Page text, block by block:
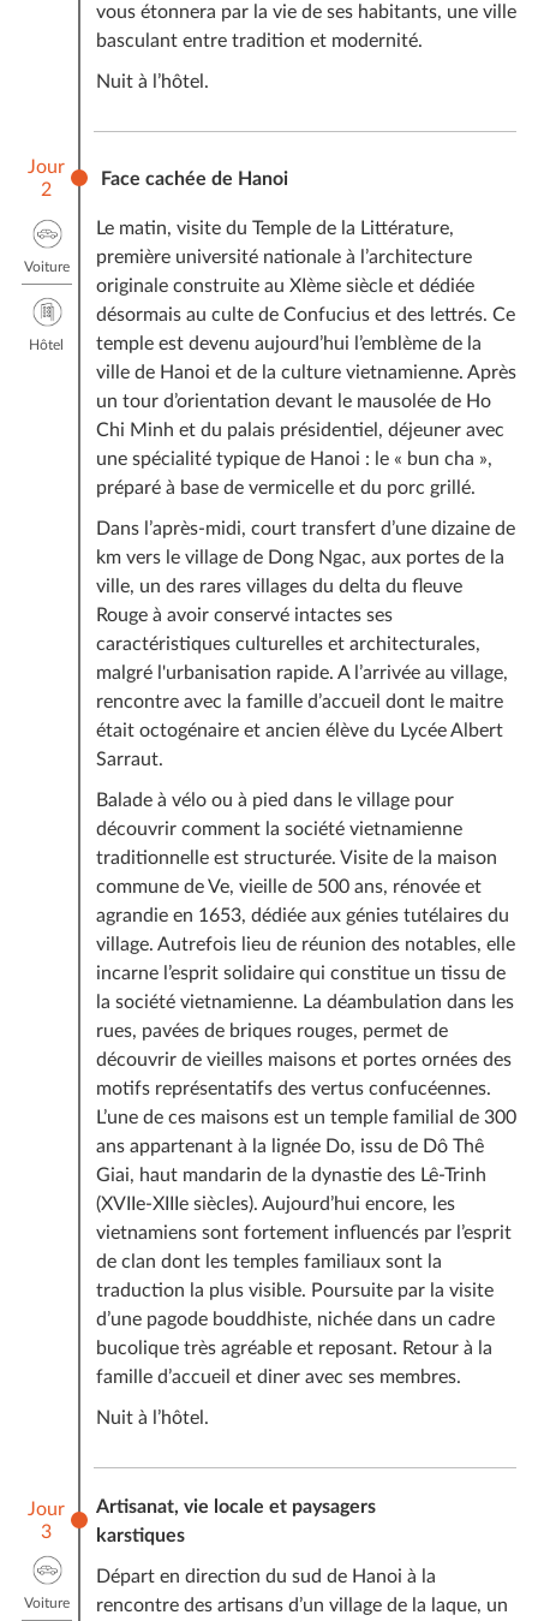
L’hébergement dans des hôtels indiqués ou similaires
Les repas comme mentionnés dans le programme
Croisière en jonque partagée dans la baie d’Halong,
Droits d’entrée dans les sites à visiter.
Les vols intérieurs : Hanoi – Hue ; Danang – Saigon
Les frais de dossier
Les taxes
Tous les services logistiques nécessaires pour
l’organisation du programme.
Tous les petits pourboires des rameurs, porteurs,
bagagistes etc... Ces derniers seront réglés par vos
guides (voir la FAQ)
Les vols et taxes d’aéroport internationaux depuis/
vers votre pays (voir la FAQ)
Les frais de visa ( voir la FAQ)
Les pourboires aux guides et chauffeurs (pour le
guide, à prévoir environ entre 3 et 6 euros par jour
par voyageur et la moitié pour chauffeur si vous êtes
contents de leurs services)
Les boissons et les autres repas non mentionnés dans
La gourde (possibilité de l’acheter sur place)
Téléphone, dépenses personnelles
Tout autre service non mentionné dans la rubrique «
Le prix comprend ».
vous étonnera par la vie de ses habitants, une ville
basculant entre tradition et modernité.
Nuit à l’hôtel.
Jour
2
Face cachée de Hanoi
Le matin, visite du Temple de la Littérature,
première université nationale à l’architecture
originale construite au XIème siècle et dédiée
désormais au culte de Confucius et des lettrés. Ce
temple est devenu aujourd’hui l’emblème de la
ville de Hanoi et de la culture vietnamienne. Après
un tour d’orientation devant le mausolée de Ho
Chi Minh et du palais présidentiel, déjeuner avec
une spécialité typique de Hanoi : le « bun cha »,
préparé à base de vermicelle et du porc grillé.
Dans l’après-midi, court transfert d’une dizaine de
km vers le village de Dong Ngac, aux portes de la
ville, un des rares villages du delta du fleuve
Rouge à avoir conservé intactes ses
caractéristiques culturelles et architecturales,
malgré l'urbanisation rapide. A l’arrivée au village,
rencontre avec la famille d’accueil dont le maitre
était octogénaire et ancien élève du Lycée Albert
Sarraut.
Balade à vélo ou à pied dans le village pour
découvrir comment la société vietnamienne
traditionnelle est structurée. Visite de la maison
commune de Ve, vieille de 500 ans, rénovée et
agrandie en 1653, dédiée aux génies tutélaires du
village. Autrefois lieu de réunion des notables, elle
incarne l’esprit solidaire qui constitue un tissu de
la société vietnamienne. La déambulation dans les
rues, pavées de briques rouges, permet de
découvrir de vieilles maisons et portes ornées des
motifs représentatifs des vertus confucéennes.
L’une de ces maisons est un temple familial de 300
ans appartenant à la lignée Do, issu de Dô Thê
Giai, haut mandarin de la dynastie des Lê-Trinh
(XVIIe-XIIIe siècles). Aujourd’hui encore, les
vietnamiens sont fortement influencés par l’esprit
de clan dont les temples familiaux sont la
traduction la plus visible. Poursuite par la visite
d’une pagode bouddhiste, nichée dans un cadre
bucolique très agréable et reposant. Retour à la
famille d’accueil et diner avec ses membres.
Nuit à l’hôtel.
Voiture
Hôtel
Jour
3
Artisanat, vie locale et paysagers
karstiques
Départ en direction du sud de Hanoi à la
rencontre des artisans d’un village de la laque, un
Voiture